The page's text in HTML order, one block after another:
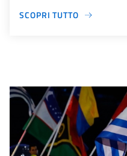
SCOPRI TUTTO